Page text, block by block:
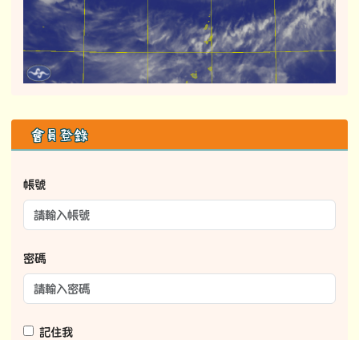
右邊區域內容
會員登錄
帳號
密碼
記住我